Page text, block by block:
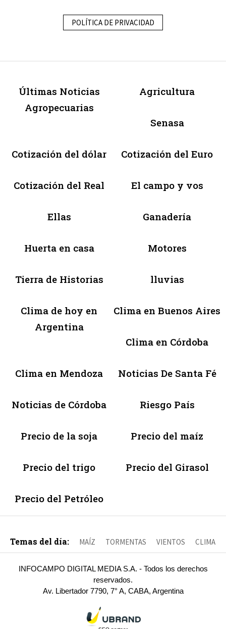
POLÍTICA DE PRIVACIDAD
Últimas Noticias
Agropecuarias
Agricultura
Senasa
Cotización del dólar Cotización del Euro
Cotización del Real El campo y vos
Ellas Ganadería
Huerta en casa Motores
Tierra de Historias lluvias
Clima de hoy en
Argentina
Clima en Buenos Aires
Clima en Córdoba
Clima en Mendoza Noticias De Santa Fé
Noticias de Córdoba Riesgo País
Precio de la soja Precio del maíz
Precio del trigo Precio del Girasol
Precio del Petróleo
Temas del día: MAÍZ TORMENTAS VIENTOS CLIMA
INFOCAMPO DIGITAL MEDIA S.A. - Todos los derechos
reservados.
Av. Libertador 7790, 7° A, CABA, Argentina